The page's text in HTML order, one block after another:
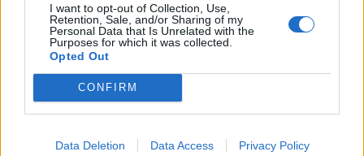
I want to opt-out of Collection, Use,
Retention, Sale, and/or Sharing of my
Personal Data that Is Unrelated with the
Purposes for which it was collected.
Opted Out
CONFIRM
Data Deletion Data Access Privacy Policy